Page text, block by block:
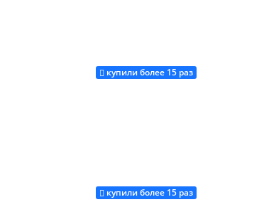
Купить
купили более 15 раз
Купить
купили более 15 раз